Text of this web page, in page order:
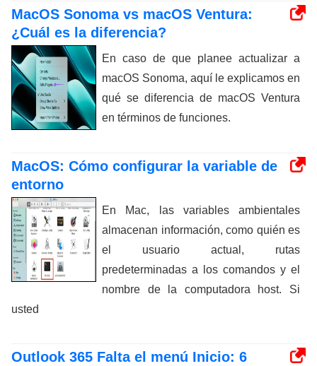
MacOS Sonoma vs macOS Ventura:
¿Cuál es la diferencia?
En caso de que planee actualizar a
macOS Sonoma, aquí le explicamos en
qué se diferencia de macOS Ventura
en términos de funciones.
MacOS: Cómo configurar la variable de
entorno
En Mac, las variables ambientales
almacenan información, como quién es
el usuario actual, rutas
predeterminadas a los comandos y el
nombre de la computadora host. Si
usted
Outlook 365 Falta el menú Inicio: 6